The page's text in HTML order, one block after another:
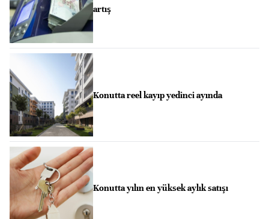
artış
Konutta reel kayıp yedinci ayında
Konutta yılın en yüksek aylık satışı